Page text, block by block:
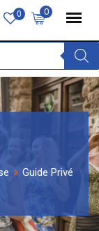
0
0
Guide Privé